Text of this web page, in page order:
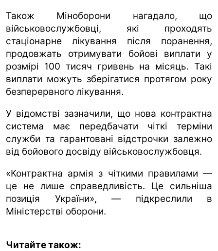
Також Міноборони нагадало, що
військовослужбовці, які проходять
стаціонарне лікування після поранення,
продовжать отримувати бойові виплати у
розмірі 100 тисяч гривень на місяць. Такі
виплати можуть зберігатися протягом року
безперервного лікування.
У відомстві зазначили, що нова контрактна
система має передбачати чіткі терміни
служби та гарантовані відстрочки залежно
від бойового досвіду військовослужбовця.
«Контрактна армія з чіткими правилами —
це не лише справедливість. Це сильніша
позиція України», — підкреслили в
Міністерстві оборони.
Читайте також: